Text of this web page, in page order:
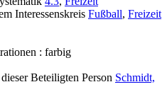
Interessenskreis Fußball, Freizeit
: farbig
Beteiligten Person Schmidt,